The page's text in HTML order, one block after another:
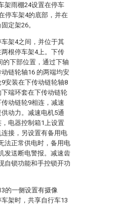
架雨棚24设置在停车
停车架4的底部，并在
定架26。
架4之间，并位于其
根停车架4上。下传
的下部位置，通过下轴
链轮轴16 的两端均安
安装在下传动链轮轴8
端环套在下传动链轮
动链轮9相连，减速
动力。减速电机5通
电器控制箱1上设置
接，另设置有备用电
法正常供电时，备用电
发送断电警报。减速齿
自锁功能和手控锁开功
的一侧设置有摄像
架时，共享自行车13